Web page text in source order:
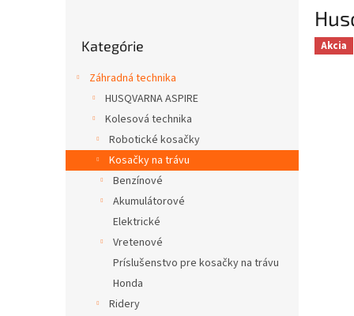
kategórie
Kategórie
Záhradná technika
HUSQVARNA ASPIRE
Kolesová technika
Robotické kosačky
Kosačky na trávu
Benzínové
Akumulátorové
Elektrické
Vretenové
Príslušenstvo pre kosačky na trávu
Honda
Ridery
Akcia